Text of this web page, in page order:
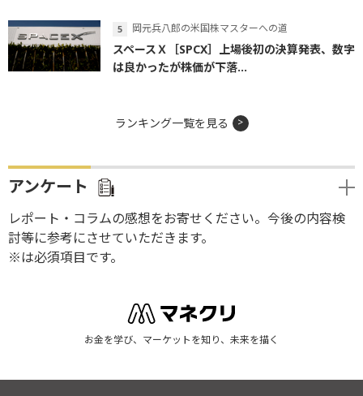
岡元兵八郎の米国株マスターへの道
スペースＸ［SPCX］上場後初の決算発表、数字
は良かったが株価が下落...
ランキング一覧を見る
アンケート
レポート・コラムの感想をお寄せください。今後の内容検
討等に参考にさせていただきます。
※は必須項目です。
お金を学び、マーケットを知り、未来を描く